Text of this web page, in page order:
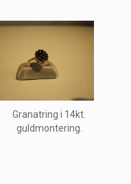
Granatring i 14kt.
guldmontering.